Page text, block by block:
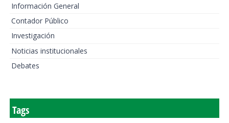
Información General
Contador Público
Investigación
Noticias institucionales
Debates
Tags